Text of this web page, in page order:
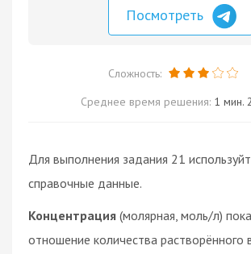
Посмотреть
Сложность:
Среднее время решения: 1 мин.
Для выполнения задания 21
справочные данные.
Концентрация (молярная, моль/л)
отношение количества растворённого